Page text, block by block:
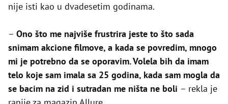
nije isti kao u dvadesetim godinama.
– Ono što me najviše frustrira jeste to što sada
snimam akcione filmove, a kada se povredim, mnogo
mi je potrebno da se oporavim. Volela bih da imam
telo koje sam imala sa 25 godina, kada sam mogla da
se bacim na zid i sutradan me ništa ne boli – rekla je